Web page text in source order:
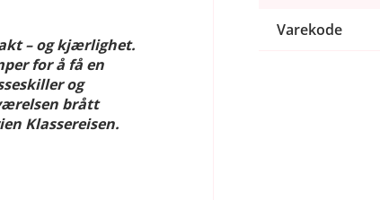
– og kjærlighet.
for å få en
og
brått
Klassereisen.
Varekode